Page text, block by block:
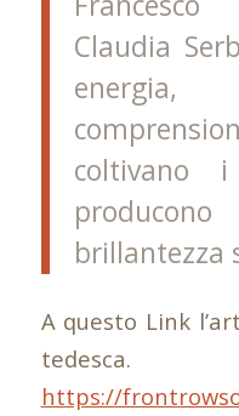
Claudia
coltivano
brillantezza
A questo Link
tedesca.
https://